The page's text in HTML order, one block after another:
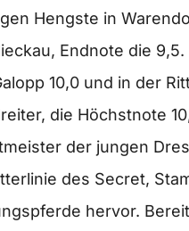
Hengste in
Endnote die
10,0 und in der
die Höchstnote
der jungen
des Secret,
hervor.